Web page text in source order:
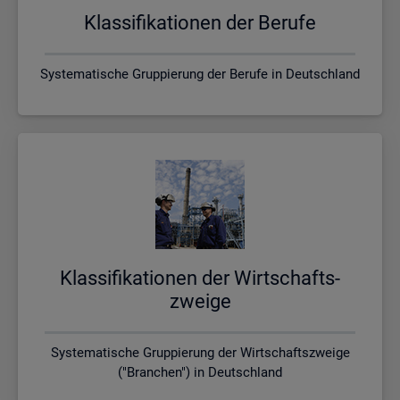
Klas­si­fi­ka­tio­nen der Be­ru­fe
Systematische Gruppierung der Berufe in Deutschland
Klas­si­fi­ka­tio­nen der Wirt­schafts­
zwei­ge
Systematische Gruppierung der Wirtschaftszweige
("Branchen") in Deutschland